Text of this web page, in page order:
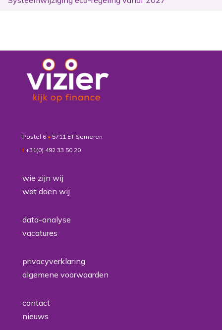
Postel 6 • 5711 ET Someren
t +31(0) 492 33 50 20
wie zijn wij
wat doen wij
data-analyse
vacatures
privacyverklaring
algemene voorwaarden
contact
nieuws